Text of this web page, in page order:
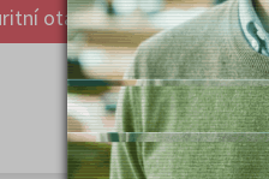
otázky a čtenářsky deník
Karel Havlíček
elegie
Zákonitosti v
Karel Havlíček